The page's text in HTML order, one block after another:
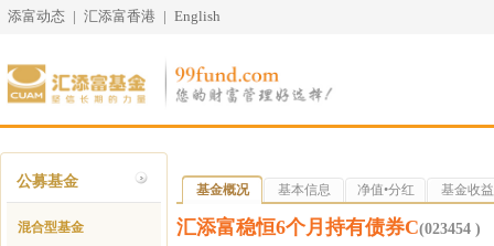
添富动态 | 汇添富香港 | English
公募基金
混合型基金
基金概况 基本信息 净值•分红 基金收益
汇添富稳恒6个月持有债券C(023454 )